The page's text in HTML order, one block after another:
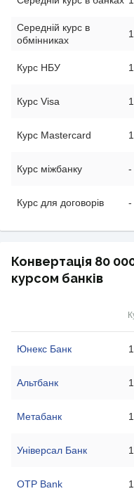
Середній курс в
обмінниках
Курс НБУ
Курс Visa
Курс Mastercard
Курс міжбанку -
Курс для договорів -
Конвертація 80
курсом банків
Юнекс Банк
Альтбанк
Метабанк
Універсал Банк
OTP Bank